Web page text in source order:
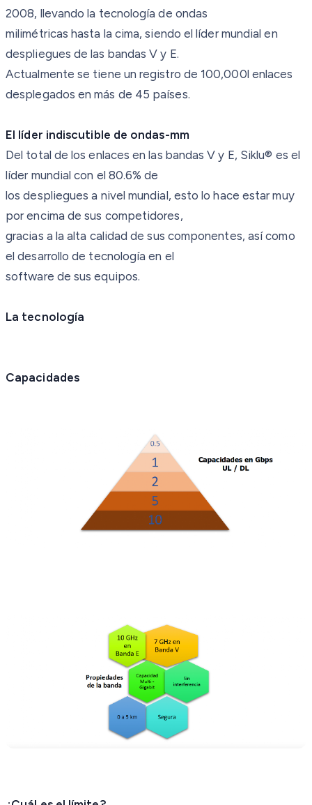
2008, llevando la tecnología de ondas
milimétricas hasta la cima, siendo el líder mundial en
despliegues de las bandas V y E.
Actualmente se tiene un registro de 100,000l enlaces
desplegados en más de 45 países.
El líder indiscutible de ondas-mm
Del total de los enlaces en las bandas V y E, Siklu® es el
líder mundial con el 80.6% de
los despliegues a nivel mundial, esto lo hace estar muy
por encima de sus competidores,
gracias a la alta calidad de sus componentes, así como
el desarrollo de tecnología en el
software de sus equipos.
La tecnología
Capacidades